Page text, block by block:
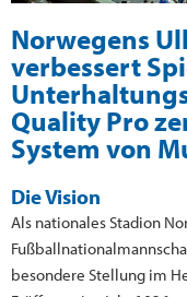
Norwegens
verbessert
Quality Pro
System von
Die Vision
Als nationales Stadion
besondere Stellung im